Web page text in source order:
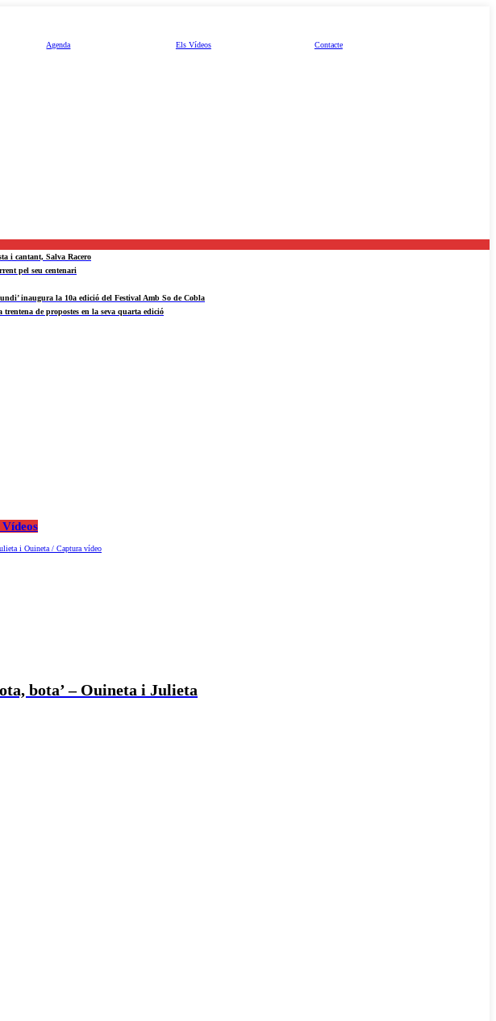
Agenda Els Vídeos Contacte
i cantant, Salva Racero
pel seu centenari
inaugura la 10a edició del Festival Amb So de Cobla
trentena de propostes en la seva quarta edició
Vídeos
bota’ – Ouineta i Julieta